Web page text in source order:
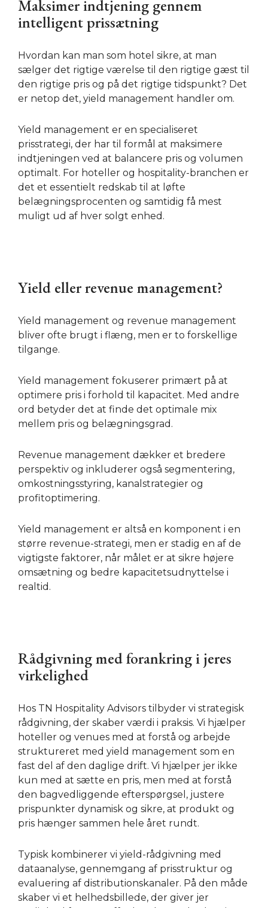
Maksimer indtjening gennem
intelligent prissætning
Hvordan kan man som hotel sikre, at man
sælger det rigtige værelse til den rigtige gæst til
den rigtige pris og på det rigtige tidspunkt? Det
er netop det, yield management handler om.
Yield management er en specialiseret
prisstrategi, der har til formål at maksimere
indtjeningen ved at balancere pris og volumen
optimalt. For hoteller og hospitality-branchen er
det et essentielt redskab til at løfte
belægningsprocenten og samtidig få mest
muligt ud af hver solgt enhed.
Yield eller revenue management?
Yield management og revenue management
bliver ofte brugt i flæng, men er to forskellige
tilgange.
Yield management fokuserer primært på at
optimere pris i forhold til kapacitet. Med andre
ord betyder det at finde det optimale mix
mellem pris og belægningsgrad.
Revenue management dækker et bredere
perspektiv og inkluderer også segmentering,
omkostningsstyring, kanalstrategier og
profitoptimering.
Yield management er altså en komponent i en
større revenue-strategi, men er stadig en af de
vigtigste faktorer, når målet er at sikre højere
omsætning og bedre kapacitetsudnyttelse i
realtid.
Rådgivning med forankring i jeres
virkelighed
Hos TN Hospitality Advisors tilbyder vi strategisk
rådgivning, der skaber værdi i praksis. Vi hjælper
hoteller og venues med at forstå og arbejde
struktureret med yield management som en
fast del af den daglige drift. Vi hjælper jer ikke
kun med at sætte en pris, men med at forstå
den bagvedliggende efterspørgsel, justere
prispunkter dynamisk og sikre, at produkt og
pris hænger sammen hele året rundt.
Typisk kombinerer vi yield-rådgivning med
dataanalyse, gennemgang af prisstruktur og
evaluering af distributionskanaler. På den måde
skaber vi et helhedsbillede, der giver jer